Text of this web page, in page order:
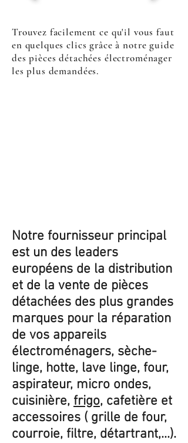
Trouvez facilement ce qu'il vous faut
en quelques clics grâce à notre guide
des pièces détachées électroménager
les plus demandées.
Notre fournisseur principal
est un des leaders
européens de la distribution
et de la vente de pièces
détachées des plus grandes
marques pour la réparation
de vos appareils
électroménagers, sèche-
linge, hotte, lave linge, four,
aspirateur, micro ondes,
cuisinière, frigo, cafetière et
accessoires ( grille de four,
courroie, filtre, détartrant,...).